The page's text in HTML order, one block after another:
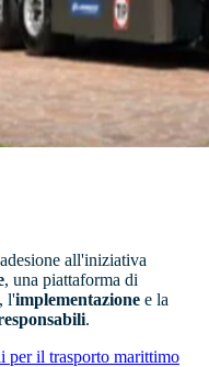
all'iniziativa
, una piattaforma di
, l'implementazione e la
.
per il trasporto marittimo